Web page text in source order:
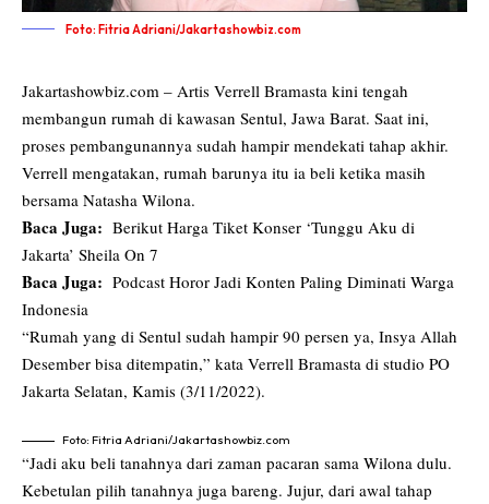
Foto: Fitria Adriani/Jakartashowbiz.com
Jakartashowbiz.com – Artis Verrell Bramasta kini tengah
membangun rumah di kawasan Sentul, Jawa Barat. Saat ini,
proses pembangunannya sudah hampir mendekati tahap akhir.
Verrell mengatakan, rumah barunya itu ia beli ketika masih
bersama Natasha Wilona.
Baca Juga: Berikut Harga Tiket Konser ‘Tunggu Aku di
Jakarta’ Sheila On 7
Baca Juga: Podcast Horor Jadi Konten Paling Diminati Warga
Indonesia
“Rumah yang di Sentul sudah hampir 90 persen ya, Insya Allah
Desember bisa ditempatin,” kata Verrell Bramasta di studio PO
Jakarta Selatan, Kamis (3/11/2022).
Foto: Fitria Adriani/Jakartashowbiz.com
“Jadi aku beli tanahnya dari zaman pacaran sama Wilona dulu.
Kebetulan pilih tanahnya juga bareng. Jujur, dari awal tahap